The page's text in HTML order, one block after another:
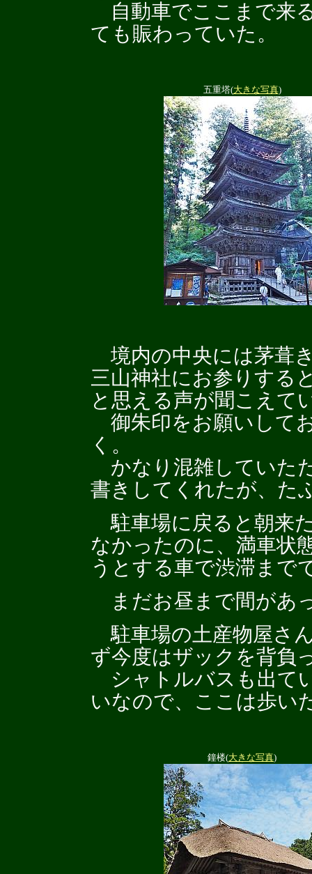
自動車でここまで来
ても賑わっていた。
五重塔(大きな写真)
境内の中央には茅葺
三山神社にお参りする
と思える声が聞こえて
御朱印をお願いして
く。
かなり混雑していた
書きしてくれたが、た
駐車場に戻ると朝来
なかったのに、満車状
うとする車で渋滞まで
まだお昼まで間があ
駐車場の土産物屋さ
ず今度はザックを背負
シャトルバスも出て
いなので、ここは歩い
鐘楼(大きな写真)